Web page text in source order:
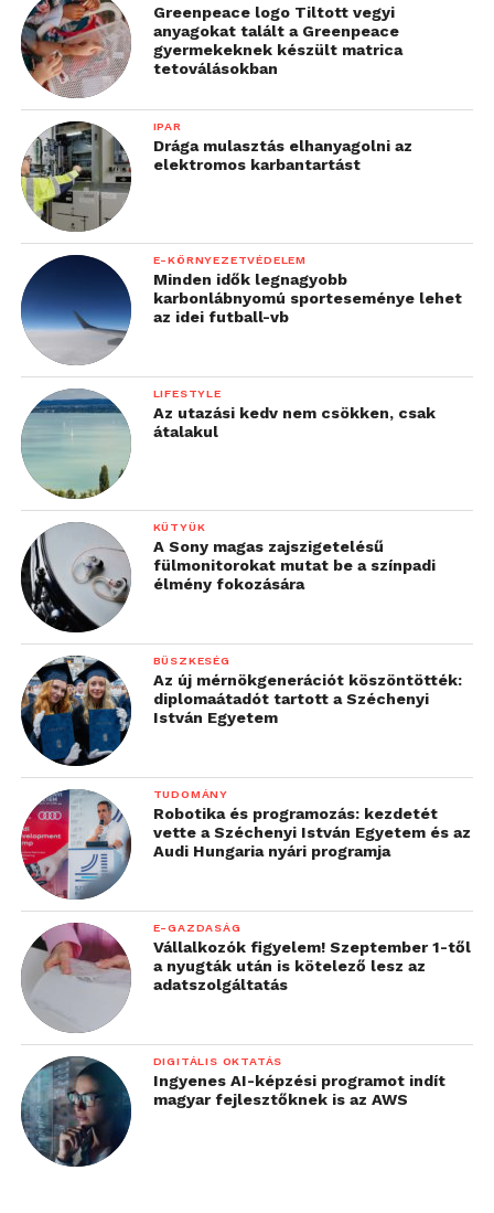
Greenpeace logo Tiltott vegyi
anyagokat talált a Greenpeace
gyermekeknek készült matrica
tetoválásokban
IPAR
Drága mulasztás elhanyagolni az
elektromos karbantartást
E-KÖRNYEZETVÉDELEM
Minden idők legnagyobb
karbonlábnyomú sporteseménye lehet
az idei futball-vb
LIFESTYLE
Az utazási kedv nem csökken, csak
átalakul
KÜTYÜK
A Sony magas zajszigetelésű
fülmonitorokat mutat be a színpadi
élmény fokozására
BÜSZKESÉG
Az új mérnökgenerációt köszöntötték:
diplomaátadót tartott a Széchenyi
István Egyetem
TUDOMÁNY
Robotika és programozás: kezdetét
vette a Széchenyi István Egyetem és az
Audi Hungaria nyári programja
E-GAZDASÁG
Vállalkozók figyelem! Szeptember 1-től
a nyugták után is kötelező lesz az
adatszolgáltatás
DIGITÁLIS OKTATÁS
Ingyenes AI-képzési programot indít
magyar fejlesztőknek is az AWS